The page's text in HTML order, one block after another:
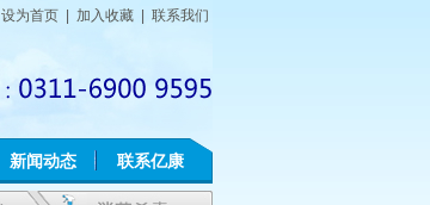
设为首页 加入收藏 联系我们
新闻动态 联系亿康